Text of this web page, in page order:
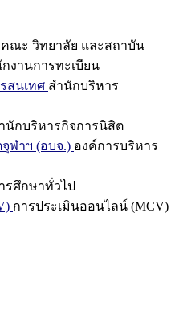
คณะ วิทยาลัย และสถาบัน
งานการทะเบียน
สนเทศ สำนักบริหาร
นักบริหารกิจการนิสิต
ฬาฯ (อบจ.) องค์การบริหาร
รศึกษาทั่วไป
การประเมินออนไลน์ (MCV)